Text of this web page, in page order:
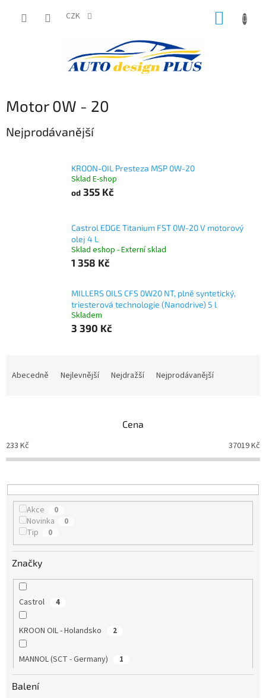
CZK
Motor 0W - 20
Nejprodávanější
KROON-OIL Presteza MSP 0W-20
Sklad E-shop
od 355 Kč
Castrol EDGE Titanium FST 0W-20 V motorový
olej 4 L
Sklad eshop - Externí sklad
1 358 Kč
MILLERS OILS CFS 0W20 NT, plně syntetický,
triesterová technologie (Nanodrive) 5 l
Skladem
3 390 Kč
p
r
o
u
Abecedně Nejlevnější Nejdražší Nejprodávanější
Cena
233 Kč 37019Kč
Akce 0
Novinka 0
Tip 0
Značky
Castrol 4
KROON OIL - Holandsko 2
MANNOL (SCT - Germany) 1
MILLERS OILS
Balení